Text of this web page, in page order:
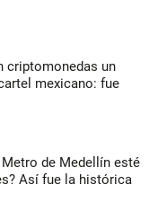
criptomonedas un
mexicano: fue
de Medellín esté
Así fue la histórica